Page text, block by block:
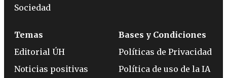
Sociedad
Temas
Editorial ÚH
Noticias positivas
Bases y Condiciones
Políticas de Privacidad
Política de uso de la IA